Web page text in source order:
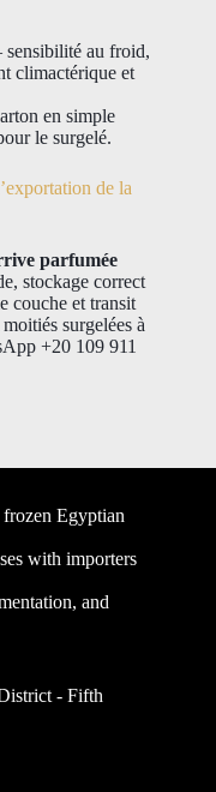
au froid,
climactérique et
en simple
le surgelé.
de la
parfumée
stockage correct
couche et transit
surgelées à
+20 109 911
Egyptian
with importers
and
- Fifth